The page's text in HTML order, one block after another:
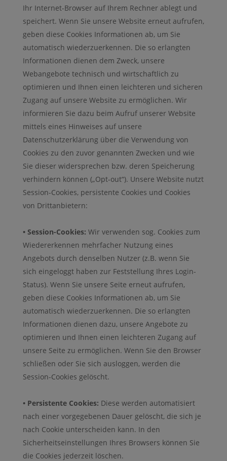
Ihr Internet-Browser auf Ihrem Rechner ablegt und
speichert. Wenn Sie unsere Website erneut aufrufen,
geben diese Cookies Informationen ab, um Sie
automatisch wiederzuerkennen. Die so erlangten
Informationen dienen dem Zweck, unsere
Webangebote technisch und wirtschaftlich zu
optimieren und Ihnen einen leichteren und sicheren
Zugang auf unsere Website zu ermöglichen. Wir
informieren Sie dazu beim Aufruf unserer Website
mittels eines Hinweises auf unsere
Datenschutzerklärung über die Verwendung von
Cookies zu den zuvor genannten Zwecken und wie
Sie dieser widersprechen bzw. deren Speicherung
verhindern können („Opt-out“). Unsere Website nutzt
Session-Cookies, persistente Cookies und Cookies
von Drittanbietern:
• Session-Cookies: Wir verwenden sog. Cookies zum
Wiedererkennen mehrfacher Nutzung eines
Angebots durch denselben Nutzer (z.B. wenn Sie
sich eingeloggt haben zur Feststellung Ihres Login-
Status). Wenn Sie unsere Seite erneut aufrufen,
geben diese Cookies Informationen ab, um Sie
automatisch wiederzuerkennen. Die so erlangten
Informationen dienen dazu, unsere Angebote zu
optimieren und Ihnen einen leichteren Zugang auf
unsere Seite zu ermöglichen. Wenn Sie den Browser
schließen oder Sie sich ausloggen, werden die
Session-Cookies gelöscht.
• Persistente Cookies: Diese werden automatisiert
nach einer vorgegebenen Dauer gelöscht, die sich je
nach Cookie unterscheiden kann. In den
Sicherheitseinstellungen Ihres Browsers können Sie
die Cookies jederzeit löschen.